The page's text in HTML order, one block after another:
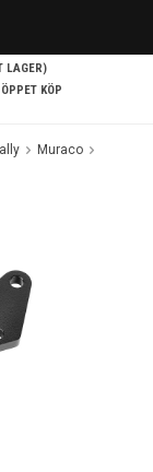
LAGER)
KÖP
Muraco